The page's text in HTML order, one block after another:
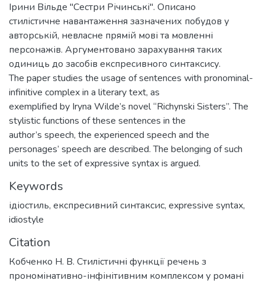
Ірини Вільде "Сестри Річинські". Описано
стилістичне навантаження зазначених побудов у
авторській, невласне прямій мові та мовленні
персонажів. Аргументовано зарахування таких
одиниць до засобів експресивного синтаксису.
The paper studies the usage of sentences with pronominal-
infinitive complex in a literary text, as
exemplified by Iryna Wilde’s novel “Richynski Sisters”. The
stylistic functions of these sentences in the
author’s speech, the experienced speech and the
personages’ speech are described. The belonging of such
units to the set of expressive syntax is argued.
Keywords
ідіостиль, експресивний синтаксис, expressive syntax,
idiostyle
Citation
Кобченко Н. В. Стилістичні функції речень з
прономінативно-інфінітивним комплексом у романі